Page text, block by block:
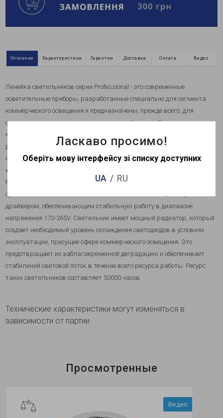
Описание Характеристики Гарантии Доставка Оплата Видео
Линейка светильников серии Professional- это современные
осветительные приборы, разработанные специально для сегмента
коммерческого освещения и предназначены, прежде всего, для
освещения торговых, административно-офисных, общественных,
медицинских и др. типов помещений.
решение светильника разработаны и оптимизированы именно для
нужд и задач, которые решают специалисты из сферы
коммерческого освещения. Использование светильника Feron
Professional обеспечивает экономию электроэнергии до 80%, по
сравнению с обычными лампами. Светильник оснащен встроенным
драйвером, обеспечивающим стабильную работу в диапазоне
напряжения 170-265V. Светильник имеет мощный радиатор, который
создает необходимый уровень охлаждения светодиодов в условиях
эксплуатации, присущие сфере коммерческого освещения. Это
предотвращает их заблаговременной деградацию и обеспечивает
стабилиний световой поток в течение всего ресурса работы. Ресурс
таких светильников составляет 50000 часов.
Технические характеристики могут изменяться в
зависимости от партии
Просмотренные
Видео
Ласкаво просимо!
Оберіть мову інтерфейсу зі списку доступних
UA RU